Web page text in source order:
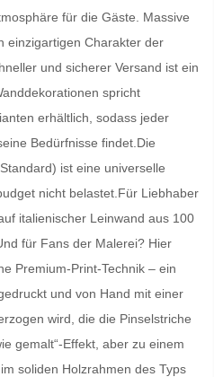
für die Gäste. Massive
einzigartigen Charakter der
und sicherer Versand ist ein
spricht
erhältlich, sodass jeder
Bedürfnisse findet.Die
ist eine universelle
nicht belastet.Für Liebhaber
italienischer Leinwand aus 100
für Fans der Malerei? Hier
Premium-Print-Technik – ein
und von Hand mit einer
wird, die die Pinselstriche
gemalt“-Effekt, aber zu einem
soliden Holzrahmen des Typs